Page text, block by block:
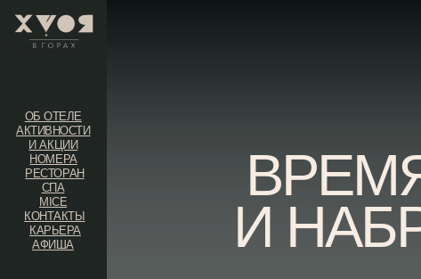
АКТИВНОСТИ
И АКЦИИ
НОМЕРА
РЕСТОРАН
СПА
MICE
КОНТАКТЫ
КАРЬЕРА
АФИША
ВРЕМЯ
И